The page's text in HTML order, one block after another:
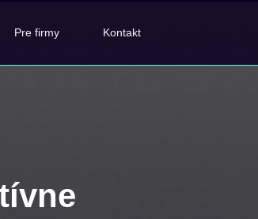
Pre firmy Kontakt